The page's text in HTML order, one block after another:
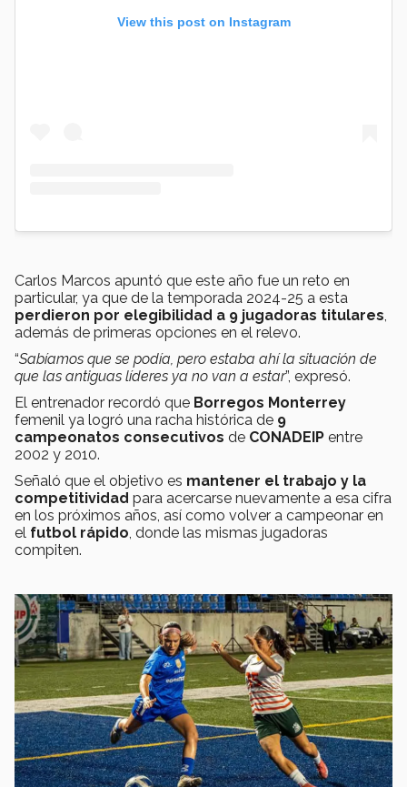
View this post on Instagram
Carlos Marcos apuntó que este año fue un reto en
particular, ya que de la temporada 2024-25 a esta
perdieron por elegibilidad a 9 jugadoras titulares,
además de primeras opciones en el relevo.
“Sabíamos que se podía, pero estaba ahí la situación de
que las antiguas líderes ya no van a estar”, expresó.
El entrenador recordó que Borregos Monterrey
femenil ya logró una racha histórica de 9
campeonatos consecutivos de CONADEIP entre
2002 y 2010.
Señaló que el objetivo es mantener el trabajo y la
competitividad para acercarse nuevamente a esa cifra
en los próximos años, así como volver a campeonar en
el futbol rápido, donde las mismas jugadoras
compiten.